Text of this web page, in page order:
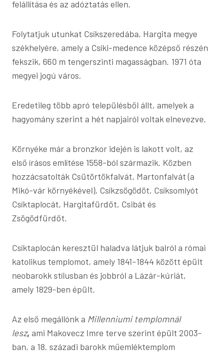
felállítása és az adóztatás ellen.
Folytatjuk utunkat Csíkszeredába, Hargita megye
székhelyére, amely a Csíki-medence középső részén
fekszik, 660 m tengerszinti magasságban. 1971 óta
megyei jogú város.
Eredetileg több apró településből állt, amelyek a
hagyomány szerint a hét napjairól voltak elnevezve.
Környéke már a bronzkor idején is lakott volt, az
első írásos említése 1558-ból származik. Közben
hozzácsatolták Csütörtökfalvát, Martonfalvát (a
Mikó-vár környékével), Csíkzsögödöt, Csíksomlyót
Csíktaplocát, Hargitafürdőt, Csibát és
Zsögödfürdőt.
Csíktaplocán keresztül haladva látjuk balról a római
katolikus templomot, amely 1841-1844 között épült
neobarokk stílusban és jobbról a Lázár-kúriát,
amely 1829-ben épült.
Az első megállónk a Millenniumi templomnál
lesz, ami Makovecz Imre terve szerint épült 2003-
ban, a 18. századi barokk műemléktemplom